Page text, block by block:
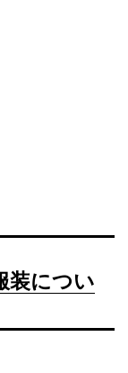
装につい